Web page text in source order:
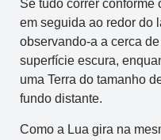
Se tudo correr conforme
em seguida ao redor do
observando-a a cerca
superfície escura,
uma Terra do tamanho
fundo distante.
Como a Lua gira na